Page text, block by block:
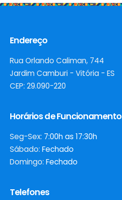
Endereço
Rua Orlando Caliman, 744
Jardim Camburi - Vitória - ES
CEP: 29.090-220
Horários de Funcionamento
Seg-Sex: 7:00h as 17:30h
Sábado: Fechado
Domingo: Fechado
Telefones